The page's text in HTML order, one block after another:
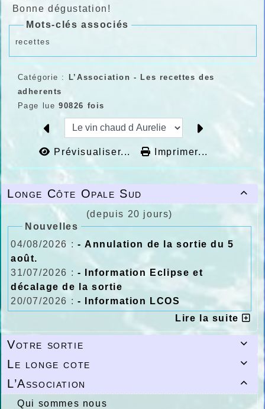

Longe Côte Opale Sud
(depuis 20 jours)
Nouvelles
04/08/2026 : - Annulation de la sortie du 5
août.
31/07/2026 : - Information Eclipse et
décalage de la sortie
20/07/2026 : - Information LCOS
Lire la suite

Votre sortie

Le longe cote

L’Association
Qui sommes nous
Bonne dégustation!
Mots-clés associés
recettes
Catégorie :
L’Association - Les recettes des
adherents
Page lue 90826 fois
Prévisualiser... Imprimer...